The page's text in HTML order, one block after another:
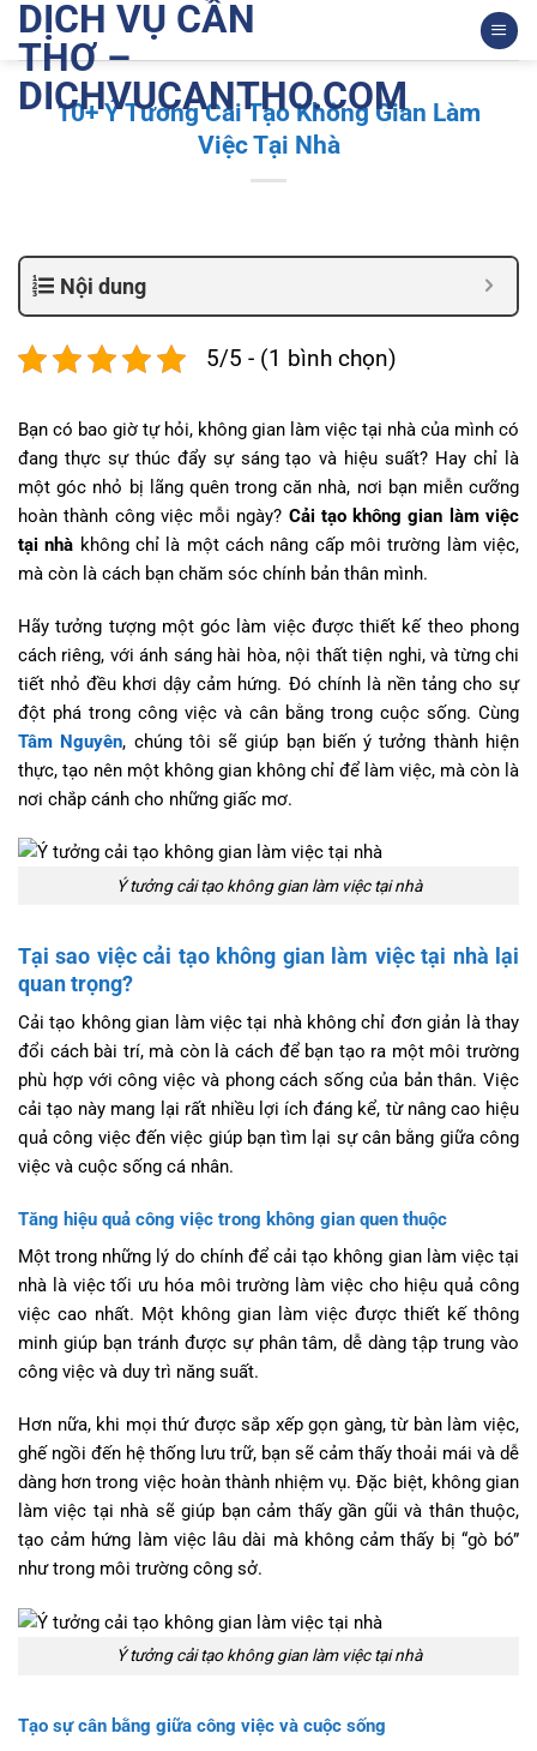
qua
dung
DỊCH VỤ CẦN
THƠ –
DICHVUCANTHO.COM
10+ Ý Tưởng Cải Tạo Không Gian Làm
Việc Tại Nhà
Nội dung
5/5 - (1 bình chọn)
Bạn có bao giờ tự hỏi, không gian làm việc tại nhà của mình có
đang thực sự thúc đẩy sự sáng tạo và hiệu suất? Hay chỉ là
một góc nhỏ bị lãng quên trong căn nhà, nơi bạn miễn cưỡng
hoàn thành công việc mỗi ngày? Cải tạo không gian làm việc
tại nhà không chỉ là một cách nâng cấp môi trường làm việc,
mà còn là cách bạn chăm sóc chính bản thân mình.
Hãy tưởng tượng một góc làm việc được thiết kế theo phong
cách riêng, với ánh sáng hài hòa, nội thất tiện nghi, và từng chi
tiết nhỏ đều khơi dậy cảm hứng. Đó chính là nền tảng cho sự
đột phá trong công việc và cân bằng trong cuộc sống. Cùng
Tâm Nguyên, chúng tôi sẽ giúp bạn biến ý tưởng thành hiện
thực, tạo nên một không gian không chỉ để làm việc, mà còn là
nơi chắp cánh cho những giấc mơ.
Ý tưởng cải tạo không gian làm việc tại nhà
Tại sao việc cải tạo không gian làm việc tại nhà lại
quan trọng?
Cải tạo không gian làm việc tại nhà không chỉ đơn giản là thay
đổi cách bài trí, mà còn là cách để bạn tạo ra một môi trường
phù hợp với công việc và phong cách sống của bản thân. Việc
cải tạo này mang lại rất nhiều lợi ích đáng kể, từ nâng cao hiệu
quả công việc đến việc giúp bạn tìm lại sự cân bằng giữa công
việc và cuộc sống cá nhân.
Tăng hiệu quả công việc trong không gian quen thuộc
Một trong những lý do chính để cải tạo không gian làm việc tại
nhà là việc tối ưu hóa môi trường làm việc cho hiệu quả công
việc cao nhất. Một không gian làm việc được thiết kế thông
minh giúp bạn tránh được sự phân tâm, dễ dàng tập trung vào
công việc và duy trì năng suất.
Hơn nữa, khi mọi thứ được sắp xếp gọn gàng, từ bàn làm việc,
ghế ngồi đến hệ thống lưu trữ, bạn sẽ cảm thấy thoải mái và dễ
dàng hơn trong việc hoàn thành nhiệm vụ. Đặc biệt, không gian
làm việc tại nhà sẽ giúp bạn cảm thấy gần gũi và thân thuộc,
tạo cảm hứng làm việc lâu dài mà không cảm thấy bị “gò bó”
như trong môi trường công sở.
Ý tưởng cải tạo không gian làm việc tại nhà
Tạo sự cân bằng giữa công việc và cuộc sống